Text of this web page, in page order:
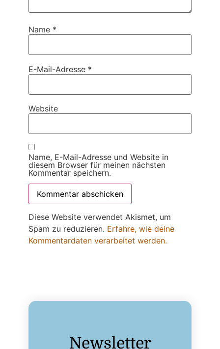
Name *
E-Mail-Adresse *
Website
Name, E-Mail-Adresse und Website in
diesem Browser für meinen nächsten
Kommentar speichern.
Diese Website verwendet Akismet, um
Spam zu reduzieren. Erfahre, wie deine
Kommentardaten verarbeitet werden.
Newsletter